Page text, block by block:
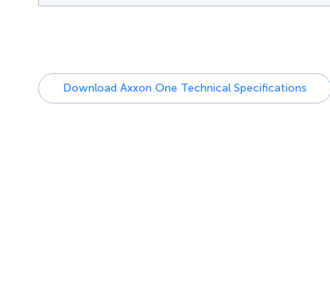
Download Axxon One Technical Specifications